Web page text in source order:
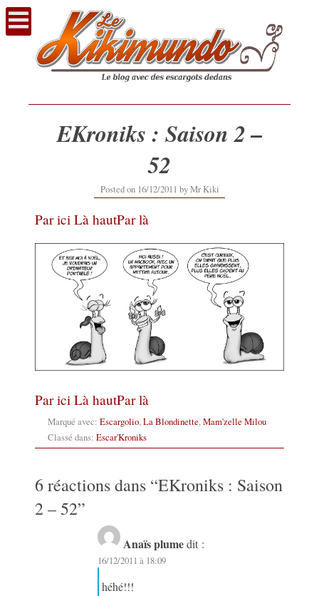
Voir
contenu
EKroniks : Saison 2 –
52
Posted on 16/12/2011 20/02/2017
byMr Kiki
Par ici Là hautPar là
Par ici Là hautPar là
Marqué avec: Escargolio,La Blondinette,Mam'zelle Milou
Classé dans: Escar'Kroniks
6 réactions dans “EKroniks : Saison
2 – 52”
Anaïs plume dit :
16/12/2011 à 18:09
héhé!!!